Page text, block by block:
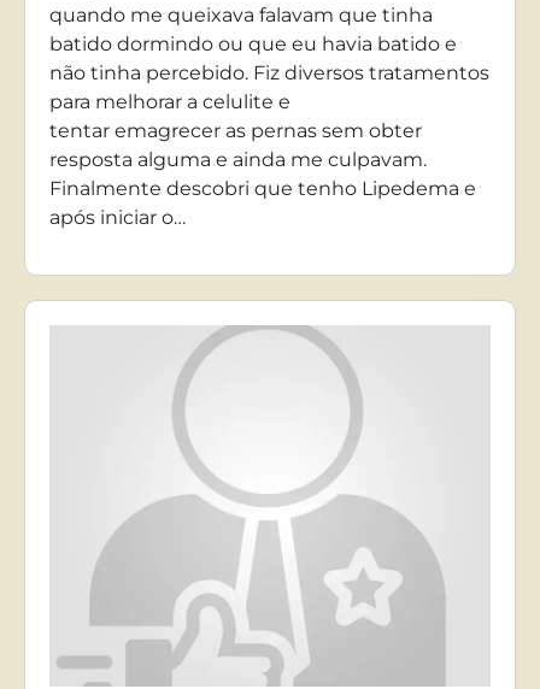
quando me queixava falavam que tinha
batido dormindo ou que eu havia batido e
não tinha percebido. Fiz diversos tratamentos
para melhorar a celulite e
tentar emagrecer as pernas sem obter
resposta alguma e ainda me culpavam.
Finalmente descobri que tenho Lipedema e
após iniciar o…